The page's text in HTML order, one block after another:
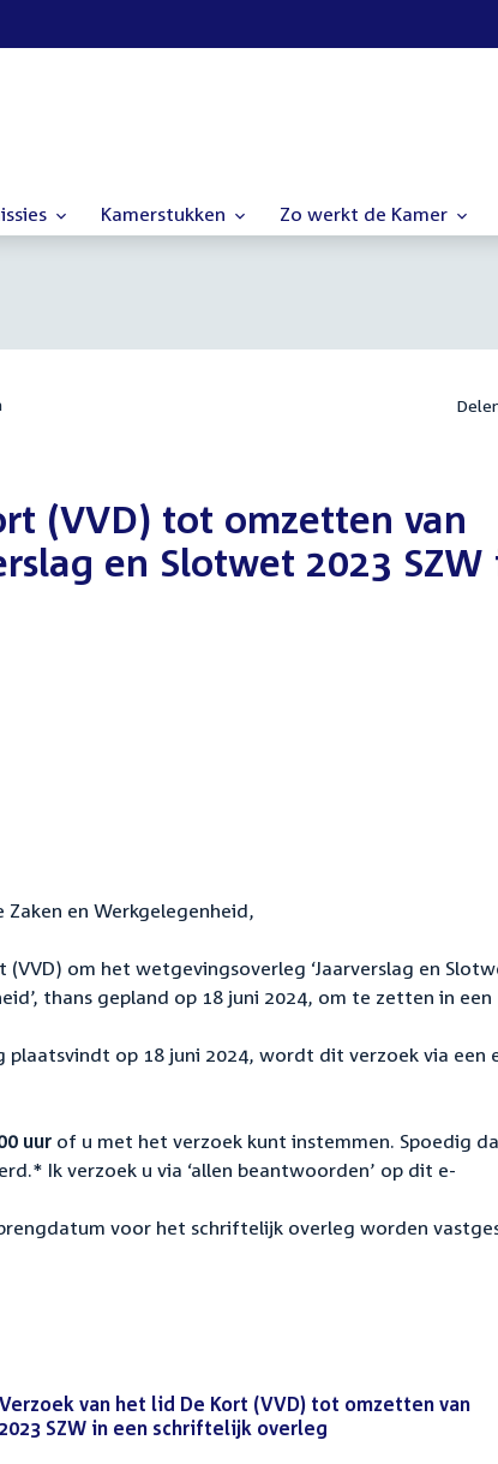
Kamerstukken Zo werkt de Kamer
(VVD) tot omzetten van
en Slotwet 2023 SZW
Zaken en Werkgelegenheid,
om het wetgevingsoverleg ‘Jaarverslag en
thans gepland op 18 juni 2024, om te zetten in een
op 18 juni 2024, wordt dit verzoek via een
uur of u met het verzoek kunt instemmen. Spoedig
Ik verzoek u via ‘allen beantwoorden’ op dit e-
voor het schriftelijk overleg worden
van het lid De Kort (VVD) tot omzetten van
SZW in een schriftelijk overleg